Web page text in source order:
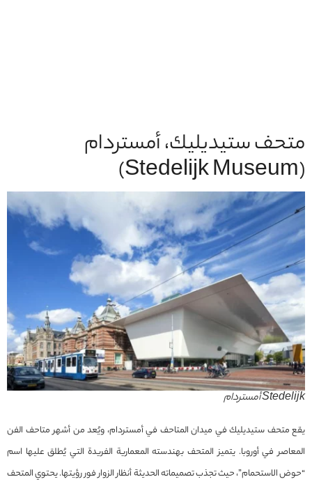
متحف ستيديليك، أمستردام
(Stedelijk Museum)
Stedelijk أمستردام
يقع متحف ستيديليك في ميدان المتاحف في أمستردام، ويُعد من أشهر متاحف الفن
المعاصر في أوروبا. يتميز المتحف بهندسته المعمارية الفريدة التي يُطلق عليها اسم
“حوض الاستحمام”، حيث تجذب تصميماته الحديثة أنظار الزوار فور رؤيتها. يحتوي المتحف